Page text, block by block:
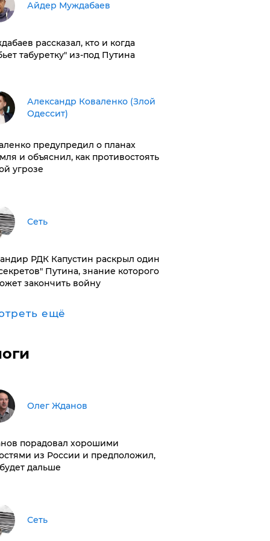
Айдер Муждабаев
рассказал, кто и когда
табуретку" из-под Путина
Александр Коваленко (Злой
Одессит)
предупредил о планах
и объяснил, как противостоять
угрозе
Сеть
РДК Капустин раскрыл один
Путина, знание которого
закончить войну
ещё
Олег Жданов
порадовал хорошими
из России и предположил,
дальше
Сеть